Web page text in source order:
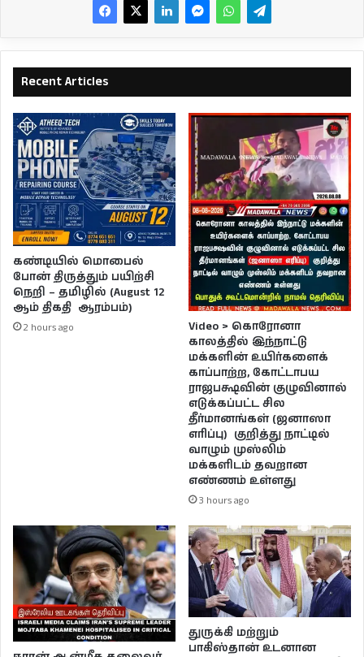
Recent Articles
கண்டியில் மொபைல்
போன் திருத்தும் பயிற்சி
நெறி – தமிழில் (August 12
ஆம் திகதி ஆரம்பம்)
2 hours ago
Video > கொரோனா
காலத்தில் இந்நாட்டு
மக்களின் உயிர்களைக்
காப்பாற்ற, கோட்டாபய
ராஜபக்ஷவின் குழுவினால்
எடுக்கப்பட்ட சில
தீர்மானங்கள் (ஜனாஸா
எரிப்பு) குறித்து நாட்டில்
வாழும் முஸ்லிம்
மக்களிடம் தவறான
எண்ணம் உள்ளது
3 hours ago
துருக்கி மற்றும்
பாகிஸ்தான் உடனான